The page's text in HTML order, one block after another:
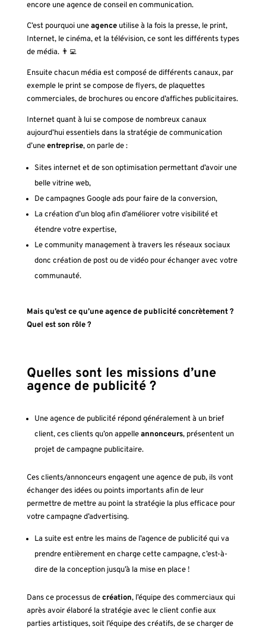
encore une agence de conseil en communication.
C’est pourquoi uneagenceutilise à la fois la presse, le print,
Internet, le cinéma, et la télévision, ce sont les différents types
de média. 👨‍💻
Ensuite chacun média est composé de différents canaux, par
exemple le print se compose de flyers, de plaquettes
commerciales, de brochures ou encore d’affiches publicitaires.
Internet quant à lui se compose de nombreux canaux
aujourd’hui essentiels dans la stratégie de communication
d’uneentreprise, on parle de :
Sites internet et de son optimisation permettant d’avoir une
belle vitrine web,
De campagnes Google ads pour faire de la conversion,
La création d’un blog afin d’améliorer votre visibilité et
étendre votre expertise,
Le community management à travers les réseaux sociaux
donc création de post ou de vidéo pour échanger avec votre
communauté.
Mais qu’est ce qu’une agence de publicité concrètement ?
Quel est son rôle ?
Quelles sont les missions d’une
agence de publicité ?
Une agence de publicité répond généralement à un brief
client, ces clients qu’on appelleannonceurs, présentent un
projet de campagne publicitaire.
Ces clients/annonceurs engagent une agence de pub, ils vont
échanger des idées ou points importants afin de leur
permettre de mettre au point la stratégie la plus efficace pour
votre campagne d’advertising.
La suite est entre les mains de l’agence de publicité qui va
prendre entièrement en charge cette campagne, c’est-à-
dire de la conception jusqu’à la mise en place !
Dans ce processus decréation, l’équipe des commerciaux qui
après avoir élaboré la stratégie avec le client confie aux
parties artistiques, soit l’équipe des créatifs, de se charger de